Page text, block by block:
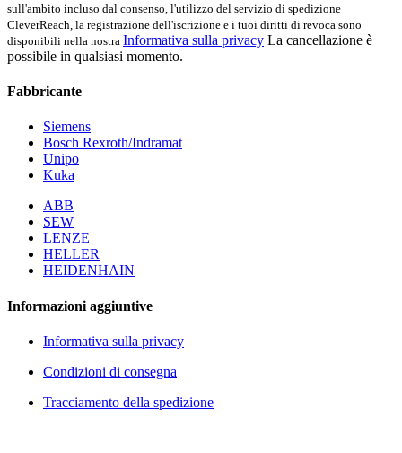
sull'ambito incluso dal consenso, l'utilizzo del servizio di spedizione
CleverReach, la registrazione dell'iscrizione e i tuoi diritti di revoca sono
disponibili nella nostra Informativa sulla privacy La cancellazione è
possibile in qualsiasi momento.
Fabbricante
Siemens
Bosch Rexroth/Indramat
Unipo
Kuka
ABB
SEW
LENZE
HELLER
HEIDENHAIN
Informazioni aggiuntive
Informativa sulla privacy
Condizioni di consegna
Tracciamento della spedizione